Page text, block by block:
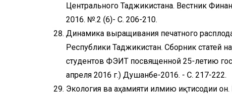
Центрального Таджикистана. Вестник
2016. №.2 (6)- С. 206-210.
Динамика выращивания печатного
Республики Таджикистан. Сборник статей
студентов ФЭИТ посвященной 25-летию
апреля 2016 г.) Душанбе-2016. - С. 217-222.
Экология ва аҳамияти илмию иқтисодии